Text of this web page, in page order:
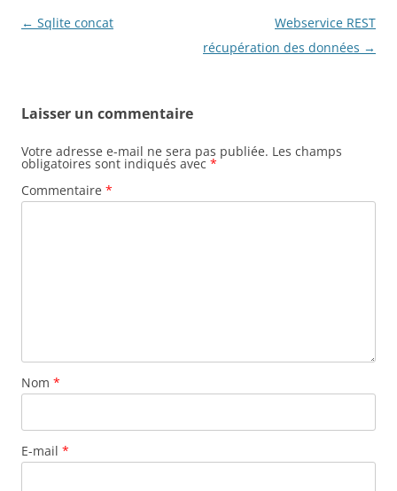
Navigation
← Sqlite concat
Webservice REST
récupération des données →
Laisser un commentaire
Votre adresse e-mail ne sera pas publiée. Les champs
obligatoires sont indiqués avec *
Commentaire *
Nom *
E-mail *